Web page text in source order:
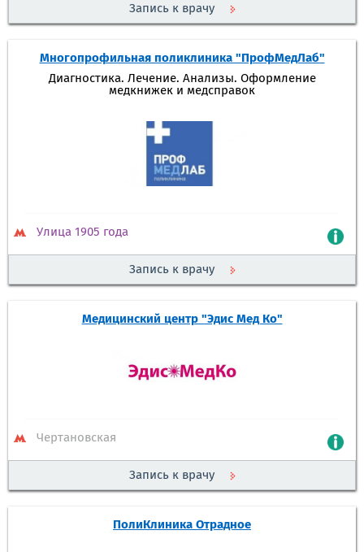
Запись к врачу
Многопрофильная поликлиника "ПрофМедЛаб"
Диагностика. Лечение. Анализы. Оформление
медкнижек и медсправок
Улица 1905 года
Запись к врачу
Медицинский центр "Эдис Мед Ко"
Чертановская
Запись к врачу
ПолиКлиника Отрадное